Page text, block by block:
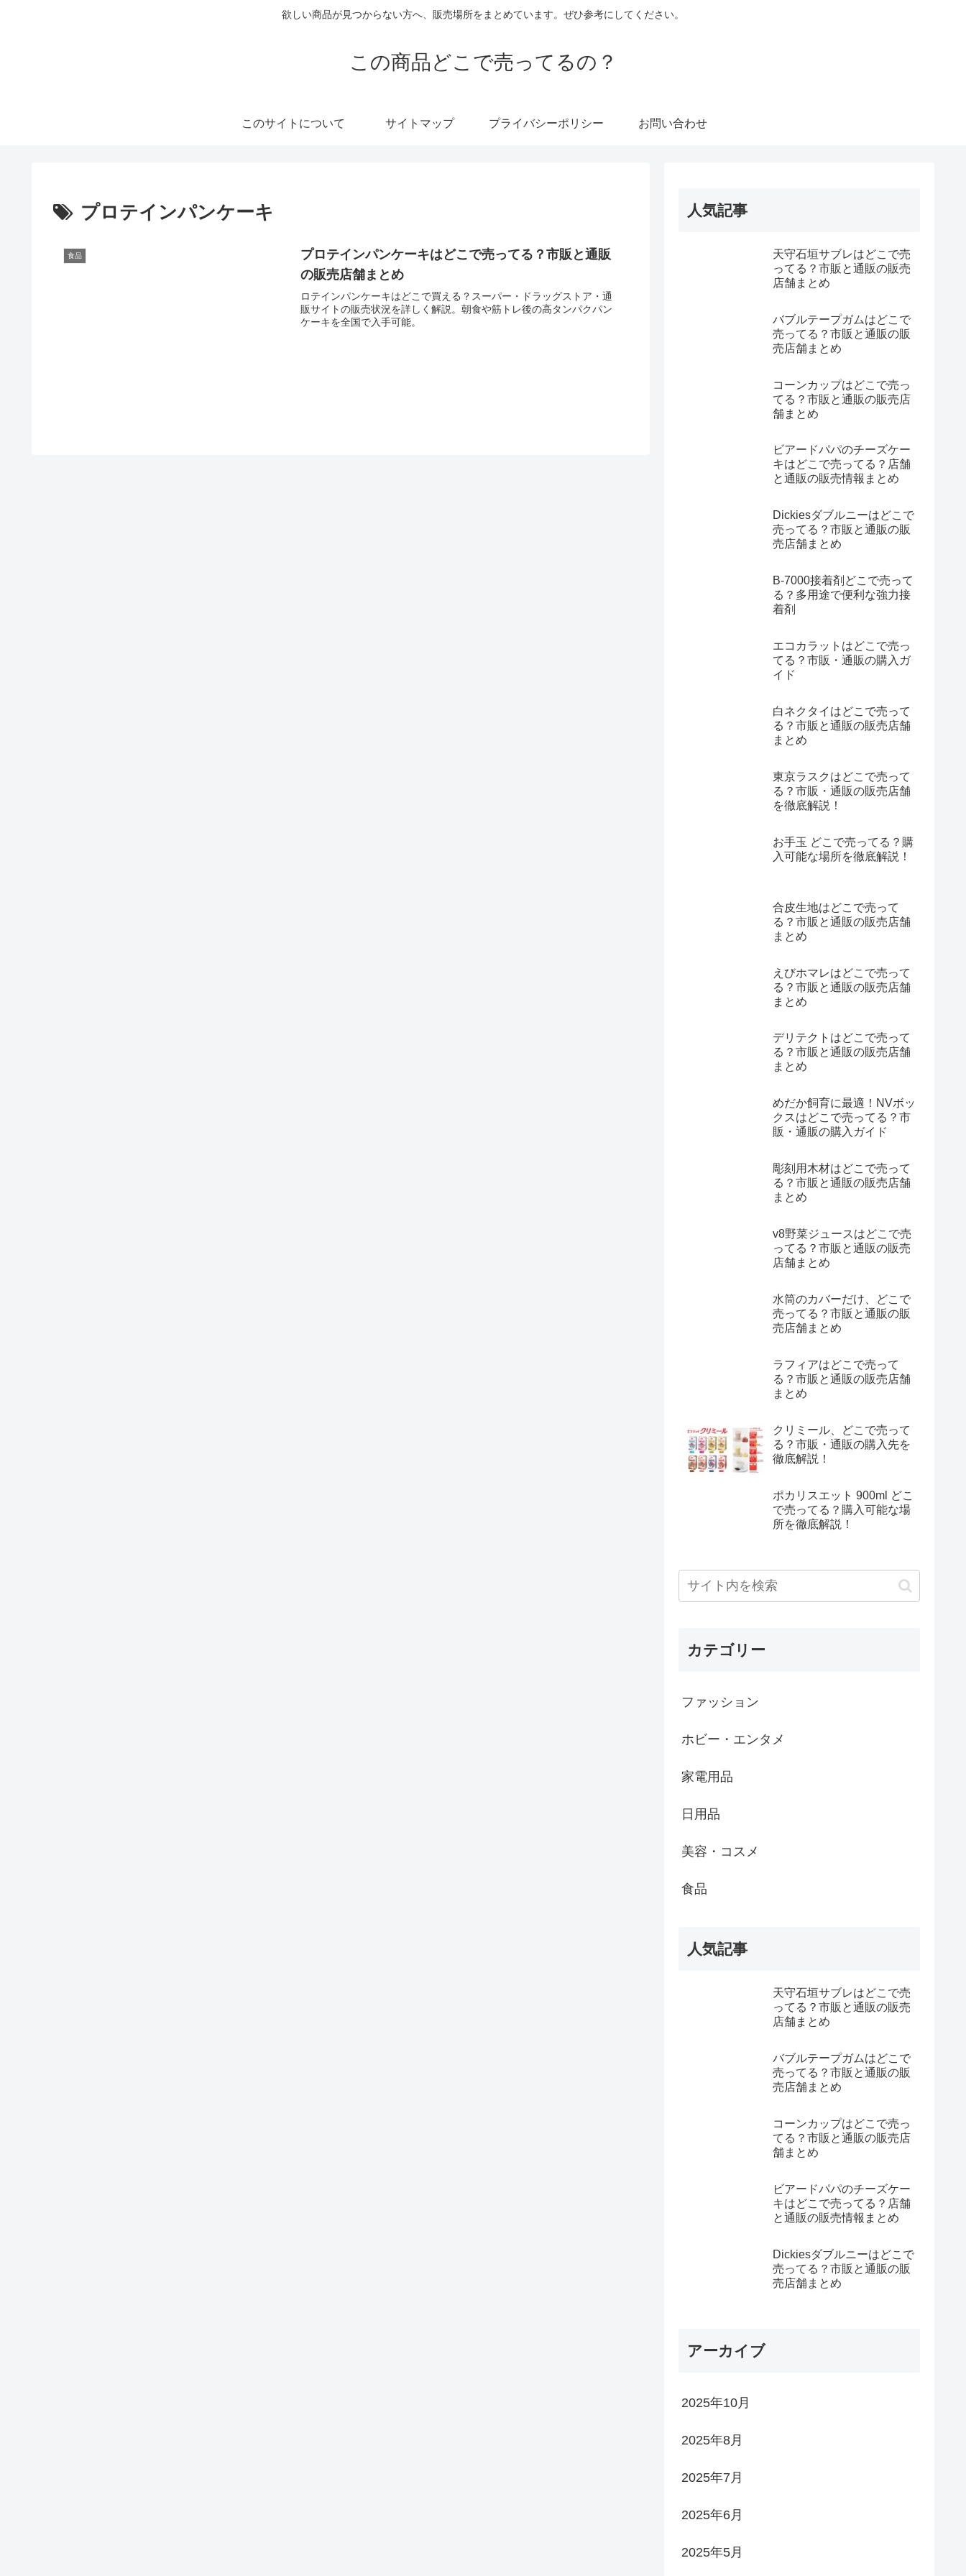
欲しい商品が見つからない方へ、販売場所をまとめています。ぜひ参考にしてください。
この商品どこで売ってるの？
このサイトについて サイトマップ プライバシーポリシー お問い合わせ
プロテインパンケーキ
食品
プロテインパンケーキはどこで売ってる？市販と通販
の販売店舗まとめ
ロテインパンケーキはどこで買える？スーパー・ドラッグストア・通
販サイトの販売状況を詳しく解説。朝食や筋トレ後の高タンパクパン
ケーキを全国で入手可能。
人気記事
天守石垣サブレはどこで売
ってる？市販と通販の販売
店舗まとめ
バブルテープガムはどこで
売ってる？市販と通販の販
売店舗まとめ
コーンカップはどこで売っ
てる？市販と通販の販売店
舗まとめ
ビアードパパのチーズケー
キはどこで売ってる？店舗
と通販の販売情報まとめ
Dickiesダブルニーはどこで
売ってる？市販と通販の販
売店舗まとめ
B-7000接着剤どこで売って
る？多用途で便利な強力接
着剤
エコカラットはどこで売っ
てる？市販・通販の購入ガ
イド
白ネクタイはどこで売って
る？市販と通販の販売店舗
まとめ
東京ラスクはどこで売って
る？市販・通販の販売店舗
を徹底解説！
お手玉 どこで売ってる？購
入可能な場所を徹底解説！
合皮生地はどこで売って
る？市販と通販の販売店舗
まとめ
えびホマレはどこで売って
る？市販と通販の販売店舗
まとめ
デリテクトはどこで売って
る？市販と通販の販売店舗
まとめ
めだか飼育に最適！NVボッ
クスはどこで売ってる？市
販・通販の購入ガイド
彫刻用木材はどこで売って
る？市販と通販の販売店舗
まとめ
v8野菜ジュースはどこで売
ってる？市販と通販の販売
店舗まとめ
水筒のカバーだけ、どこで
売ってる？市販と通販の販
売店舗まとめ
ラフィアはどこで売って
る？市販と通販の販売店舗
まとめ
クリミール、どこで売って
る？市販・通販の購入先を
徹底解説！
ポカリスエット 900ml どこ
で売ってる？購入可能な場
所を徹底解説！
カテゴリー
ファッション
ホビー・エンタメ
家電用品
日用品
美容・コスメ
食品
人気記事
天守石垣サブレはどこで売
ってる？市販と通販の販売
店舗まとめ
バブルテープガムはどこで
売ってる？市販と通販の販
売店舗まとめ
コーンカップはどこで売っ
てる？市販と通販の販売店
舗まとめ
ビアードパパのチーズケー
キはどこで売ってる？店舗
と通販の販売情報まとめ
Dickiesダブルニーはどこで
売ってる？市販と通販の販
売店舗まとめ
アーカイブ
2025年10月
2025年8月
2025年7月
2025年6月
2025年5月